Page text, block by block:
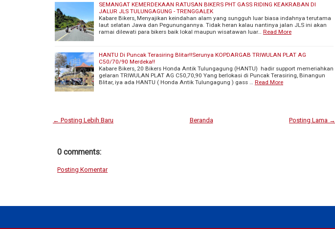
SEMANGAT KEMERDEKAAN RATUSAN BIKERS PHT GASS RIDING KEAKRABAN DI
JALUR JLS TULUNGAGUNG - TRENGGALEK
Kabare Bikers, Menyajikan keindahan alam yang sungguh luar biasa indahnya terutama
laut selatan Jawa dan Pegunungannya. Tidak heran kalau nantinya jalan JLS ini akan
ramai dilewati para bikers baik lokal maupun wisatawan luar…
Read More
HANTU Di Puncak Terasiring Blitar!!Serunya KOPDARGAB TRIWULAN PLAT AG
C50/70/90 Merdeka!!
Kabare Bikers, 20 Bikers Honda Antik Tulungagung (HANTU) hadir support memeriahkan
gelaran TRIWULAN PLAT AG C50,70,90 Yang berlokasi di Puncak Terasiring, Binangun
Blitar, iya ada HANTU ( Honda Antik Tulungagung ) gass …
Read More
← Posting Lebih Baru Posting Lama →
Beranda
0 comments:
Posting Komentar